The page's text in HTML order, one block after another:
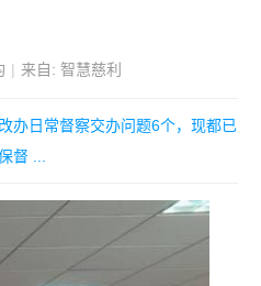
| 来自: 智慧慈利
办日常督察交办问题6个，现都已
督 ...